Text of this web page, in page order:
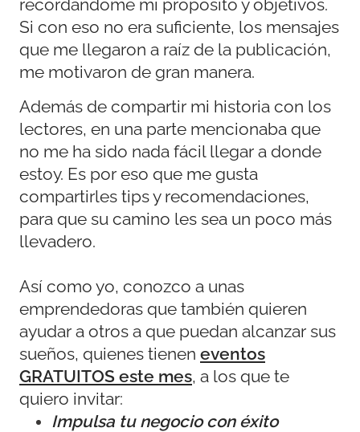
recordándome mi propósito y objetivos.
Si con eso no era suficiente, los mensajes
que me llegaron a raíz de la publicación,
me motivaron de gran manera.
Además de compartir mi historia con los
lectores, en una parte mencionaba que
no me ha sido nada fácil llegar a donde
estoy. Es por eso que me gusta
compartirles tips y recomendaciones,
para que su camino les sea un poco más
llevadero.
Así como yo, conozco a unas
emprendedoras que también quieren
ayudar a otros a que puedan alcanzar sus
sueños, quienes tienen eventos
GRATUITOS este mes, a los que te
quiero invitar:
Impulsa tu negocio con éxito